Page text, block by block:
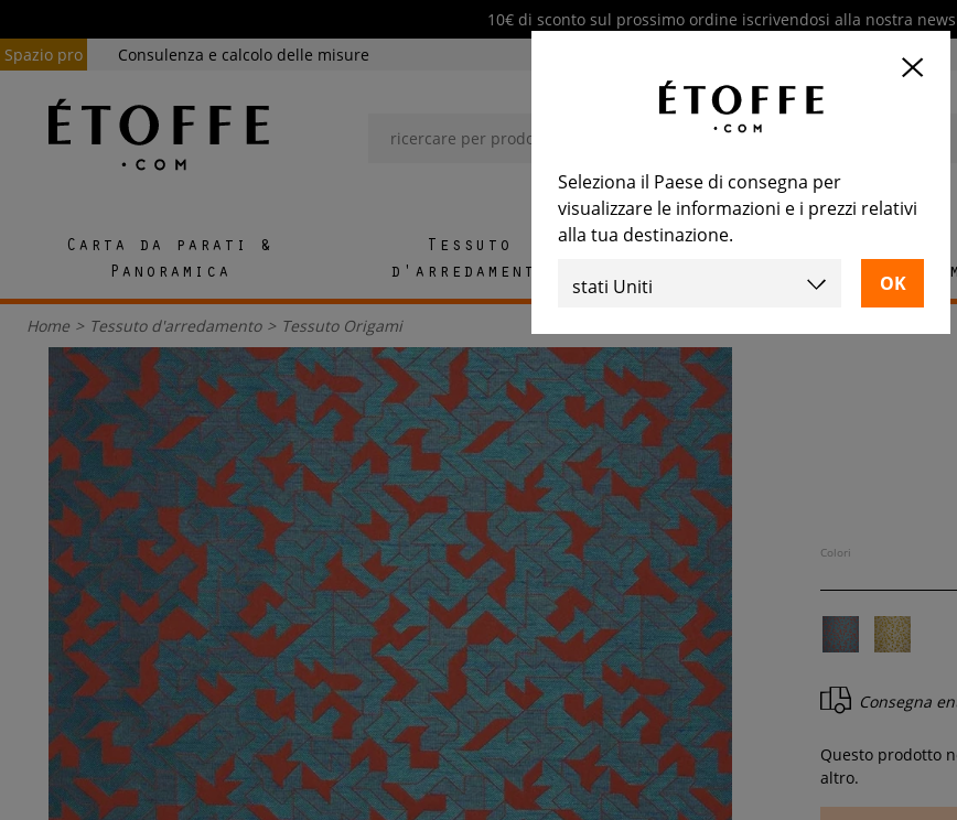
10€ di sconto sul prossimo ordine iscrivendosi alla nostra
Spazio pro
Consulenza e calcolo delle misure
Carta da parati &
Panoramica
Tessuto
d'arredamento
Home > Tessuto d'arredamento > Tessuto Origami
Colori
Consegna
Questo prodotto
altro.
Seleziona il Paese di consegna per
visualizzare le informazioni e i prezzi relativi
alla tua destinazione.